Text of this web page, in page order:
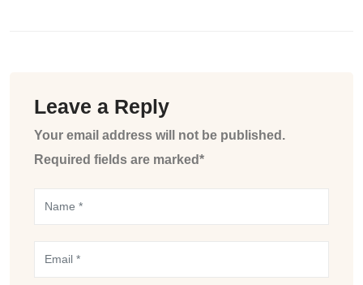
Leave a Reply
Your email address will not be published.
Required fields are marked*